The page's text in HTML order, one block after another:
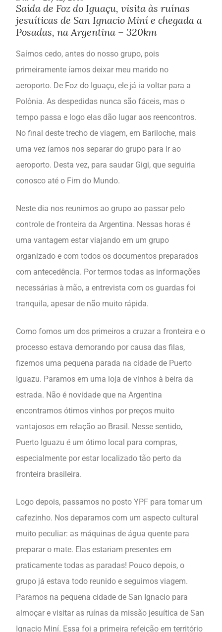
Saída de Foz do Iguaçu, visita às ruínas
jesuíticas de San Ignacio Miní e chegada a
Posadas, na Argentina – 320km
Saímos cedo, antes do nosso grupo, pois
primeiramente íamos deixar meu marido no
aeroporto. De Foz do Iguaçu, ele já ia voltar para a
Polônia. As despedidas nunca são fáceis, mas o
tempo passa e logo elas dão lugar aos reencontros.
No final deste trecho de viagem, em Bariloche, mais
uma vez íamos nos separar do grupo para ir ao
aeroporto. Desta vez, para saudar Gigi, que seguiria
conosco até o Fim do Mundo.
Neste dia nos reunimos ao grupo ao passar pelo
controle de fronteira da Argentina. Nessas horas é
uma vantagem estar viajando em um grupo
organizado e com todos os documentos preparados
com antecedência. Por termos todas as informações
necessárias à mão, a entrevista com os guardas foi
tranquila, apesar de não muito rápida.
Como fomos um dos primeiros a cruzar a fronteira e o
processo estava demorando por causa das filas,
fizemos uma pequena parada na cidade de Puerto
Iguazu. Paramos em uma loja de vinhos à beira da
estrada. Não é novidade que na Argentina
encontramos ótimos vinhos por preços muito
vantajosos em relação ao Brasil. Nesse sentido,
Puerto Iguazu é um ótimo local para compras,
especialmente por estar localizado tão perto da
fronteira brasileira.
Logo depois, passamos no posto YPF para tomar um
cafezinho. Nos deparamos com um aspecto cultural
muito peculiar: as máquinas de água quente para
preparar o mate. Elas estariam presentes em
praticamente todas as paradas! Pouco depois, o
grupo já estava todo reunido e seguimos viagem.
Paramos na pequena cidade de San Ignacio para
almoçar e visitar as ruínas da missão jesuítica de San
Ignacio Miní. Essa foi a primeira refeição em território